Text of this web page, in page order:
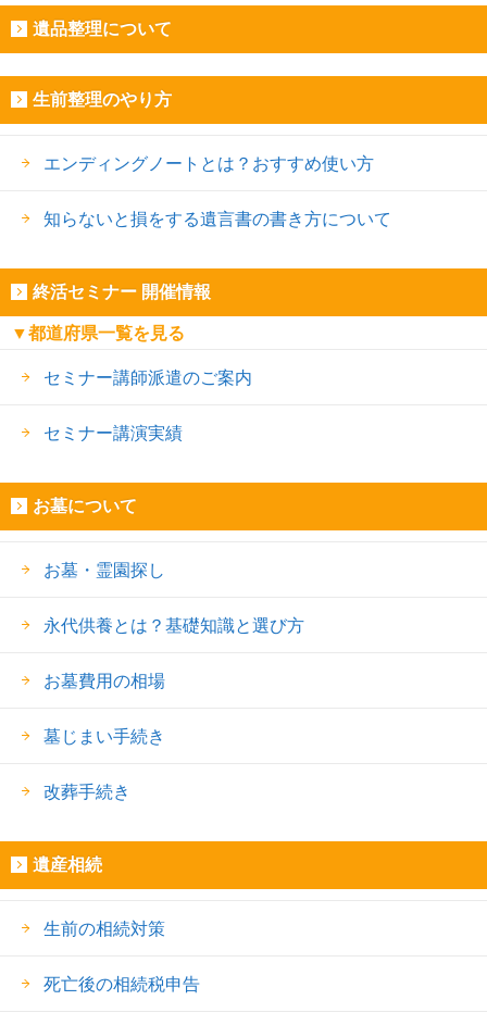
遺品整理について
生前整理のやり方
エンディングノートとは？おすすめ使い方
知らないと損をする遺言書の書き方について
終活セミナー 開催情報
▼都道府県一覧を見る
セミナー講師派遣のご案内
セミナー講演実績
お墓について
お墓・霊園探し
永代供養とは？基礎知識と選び方
お墓費用の相場
墓じまい手続き
改葬手続き
遺産相続
生前の相続対策
死亡後の相続税申告